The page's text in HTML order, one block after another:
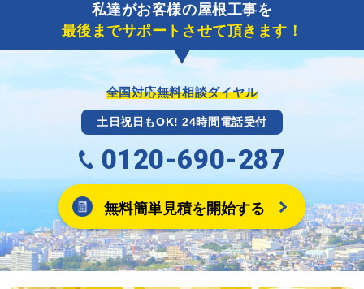
私達がお客様の屋根工事を
最後までサポートさせて頂きます！
全国対応無料相談ダイヤル
土日祝日もOK! 24時間電話受付
0120-690-287
無料簡単見積を開始する